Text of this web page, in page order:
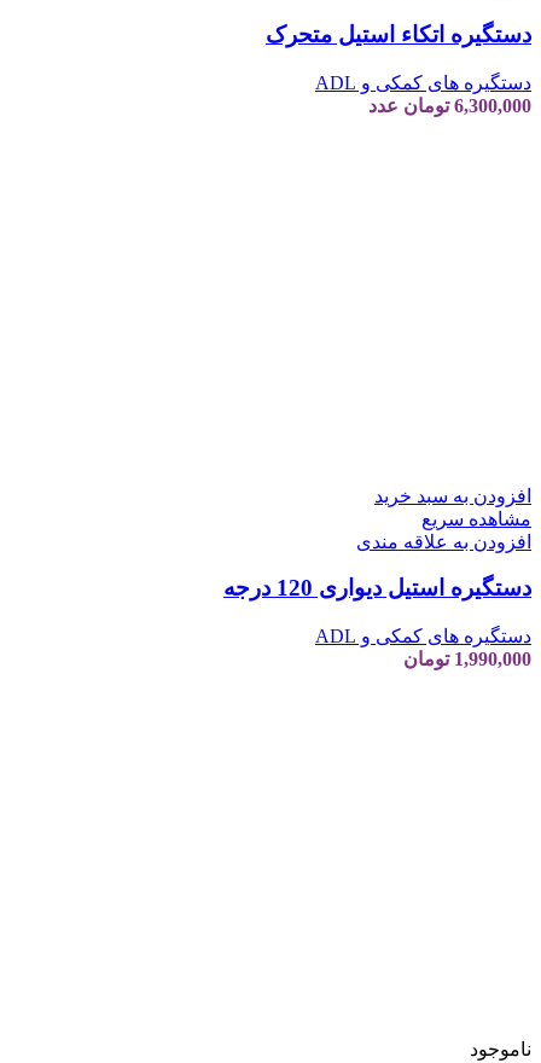
دستگیره اتکاء استیل متحرک
دستگیره های کمکی و ADL
6,300,000 تومان عدد
افزودن به سبد خرید
مشاهده سریع
افزودن به علاقه مندی
دستگیره استیل دیواری 120 درجه
دستگیره های کمکی و ADL
1,990,000 تومان
ناموجود